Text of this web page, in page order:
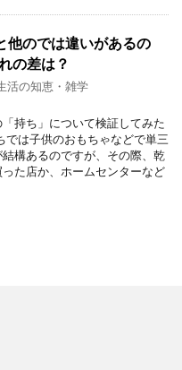
他のでは違いがあるの
の差は？
活の知恵・雑学
持ち」について検証してみた
では子供のおもちゃなどで単三
構あるのですが、その際、乾
た店か、ホームセンターなど